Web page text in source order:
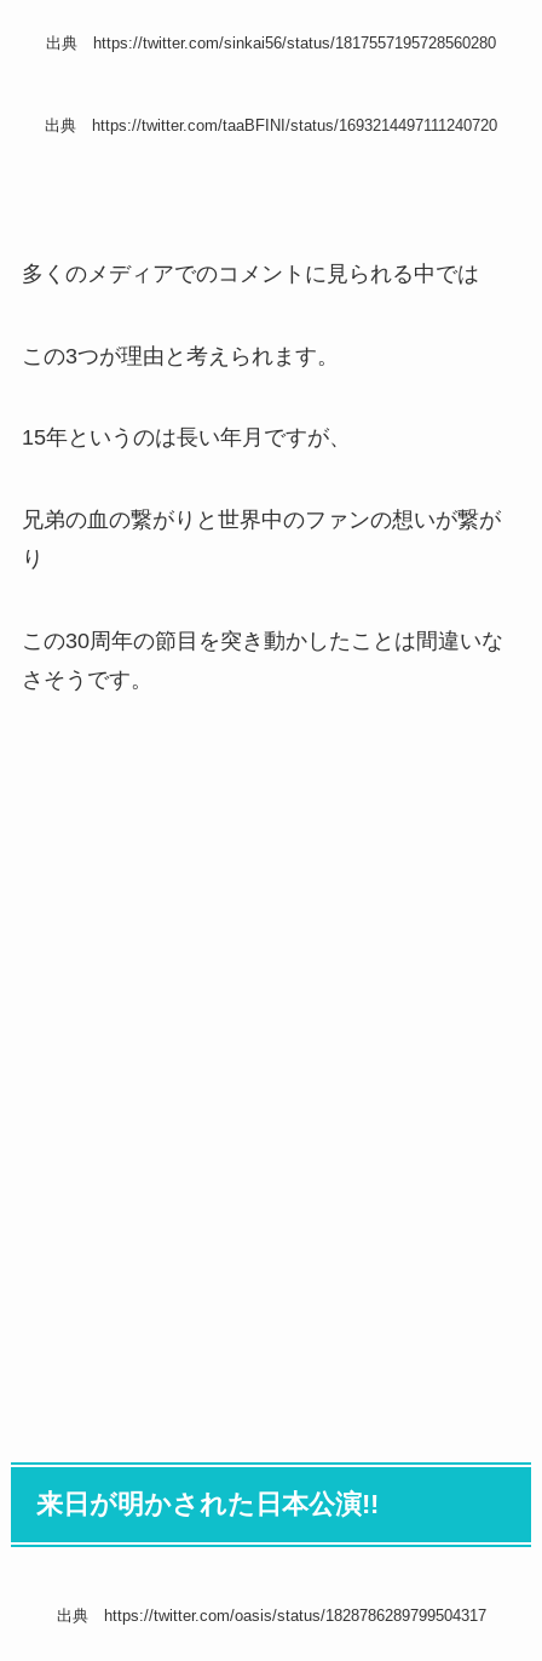
出典 https://twitter.com/sinkai56/status/1817557195728560280
出典 https://twitter.com/taaBFINI/status/1693214497111240720
多くのメディアでのコメントに見られる中では
この3つが理由と考えられます。
15年というのは長い年月ですが、
兄弟の血の繋がりと世界中のファンの想いが繋が
り
この30周年の節目を突き動かしたことは間違いな
さそうです。
来日が明かされた日本公演!!
出典 https://twitter.com/oasis/status/1828786289799504317